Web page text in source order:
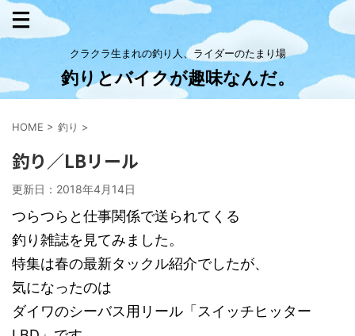
クラクラ生まれの釣り人、ライダーのたまり場
釣りとバイクが趣味なんだ。
HOME > 釣り >
釣り／LBリール
更新日： 2018年4月14日
つらつらと仕事関係で送られてくる
釣り雑誌を見てみました。
特集は春の最新タックル紹介でしたが、
気になったのは
ダイワのシーバス用リール「スイッチヒッター